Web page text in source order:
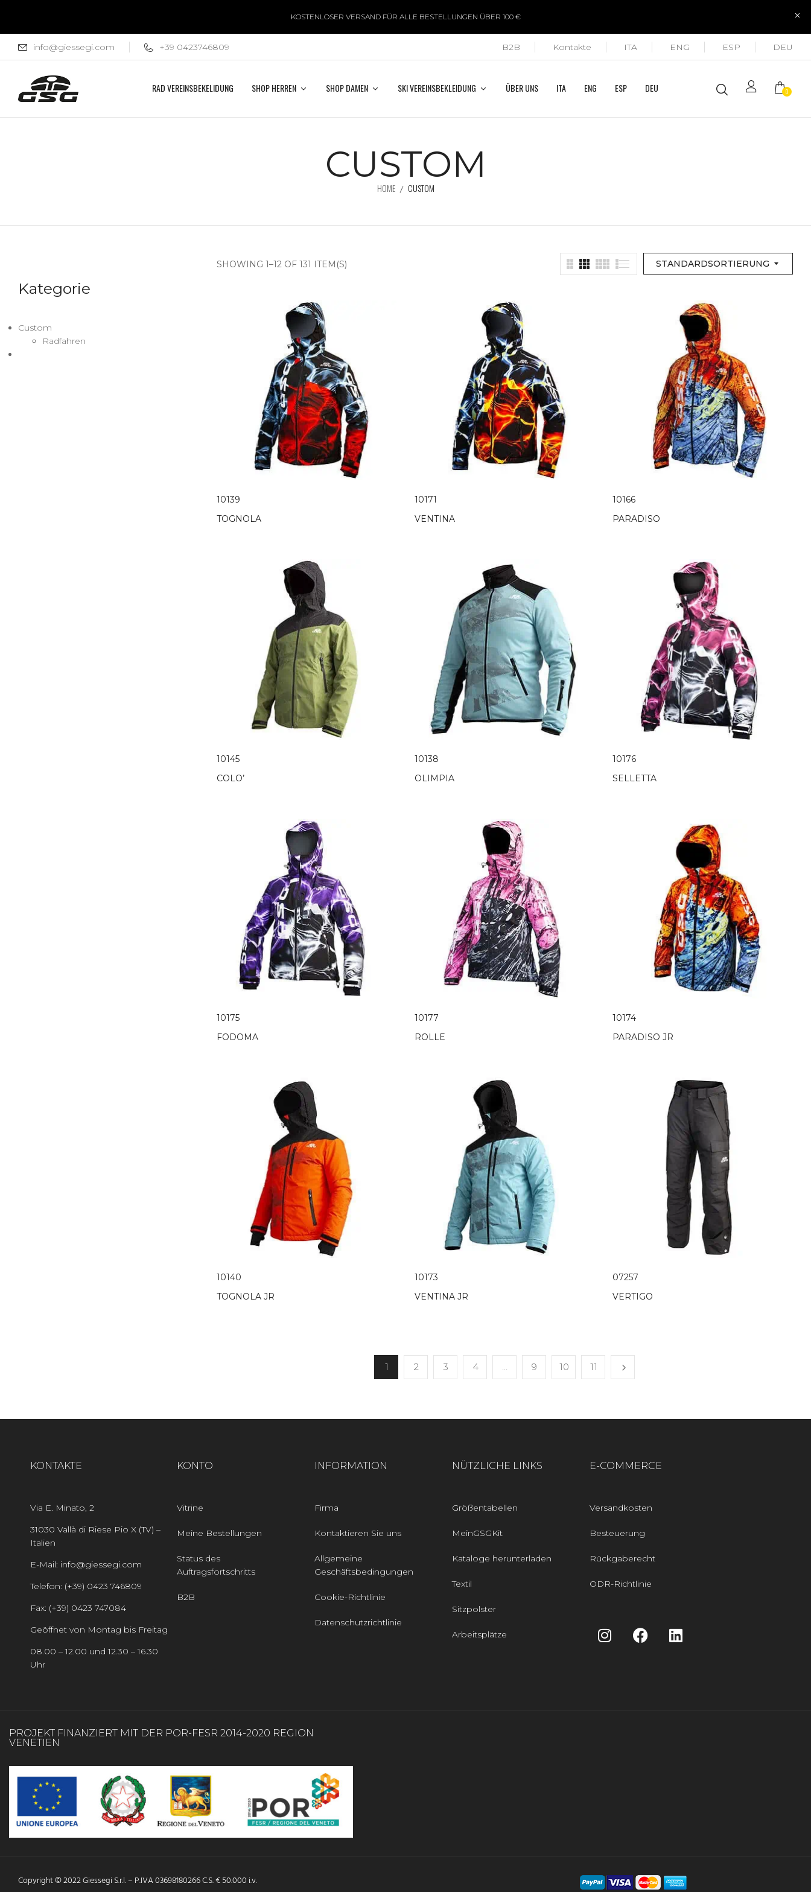
KOSTENLOSER VERSAND FÜR ALLE BESTELLUNGEN ÜBER 100 €
info@giessegi.com +39 0423746809 B2B Kontakte ITA ENG ESP DEU
RAD VEREINSBEKELIDUNG SHOP HERREN SHOP DAMEN SKI VEREINSBEKLEIDUNG ÜBER UNS ITA ENG ESP DEU 0
CUSTOM
HOME CUSTOM
Kategorie
Custom
Radfahren
STANDARDSORTIERUNG
SHOWING 1–12 OF 131 ITEM(S)
10139
TOGNOLA
10171
VENTINA
10166
PARADISO
10145
COLO’
10138
OLIMPIA
10176
SELLETTA
10175
FODOMA
10177
ROLLE
10174
PARADISO JR
10140
TOGNOLA JR
10173
VENTINA JR
07257
VERTIGO
1 2 3 4 … 9 10 11
KONTAKTE
Via E. Minato, 2
31030 Vallà di Riese Pio X (TV) –
Italien
E-Mail: info@giessegi.com
Telefon: (+39) 0423 746809
Fax: (+39) 0423 747084
Geöffnet von Montag bis Freitag
08.00 – 12.00 und 12.30 – 16.30
Uhr
KONTO
Vitrine
Meine Bestellungen
Status des
Auftragsfortschritts
B2B
INFORMATION
Firma
Kontaktieren Sie uns
Allgemeine
Geschäftsbedingungen
Cookie-Richtlinie
Datenschutzrichtlinie
NÜTZLICHE LINKS
Größentabellen
MeinGSGKit
Kataloge herunterladen
Textil
Sitzpolster
Arbeitsplätze
E-COMMERCE
Versandkosten
Besteuerung
Rückgaberecht
ODR-Richtlinie
PROJEKT FINANZIERT MIT DER POR-FESR 2014-2020 REGION
VENETIEN
Copyright © 2022 Giessegi S.r.l. – P.IVA 03698180266 C.S. € 50.000 i.v.